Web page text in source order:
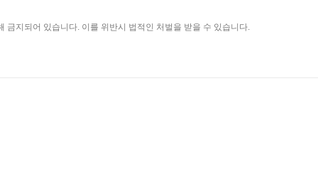
지되어 있습니다. 이를 위반시 법적인 처벌을 받을 수 있습니다.